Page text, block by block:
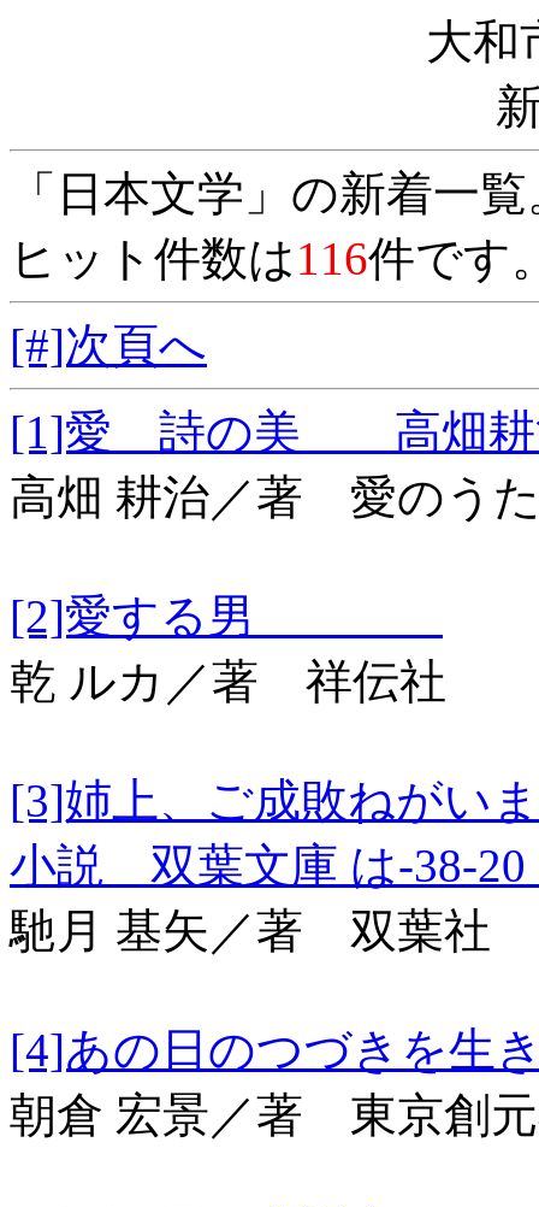
大和
「日本文学」の新着一
ヒット件数は116件です
[#]次頁へ
[1]愛 詩の美 高畑
高畑 耕治／著 愛のう
[2]愛する男
乾 ルカ／著 祥伝社
[3]姉上、ご成敗ねが
小説 双葉文庫 は-38-
馳月 基矢／著 双葉社
[4]あの日のつづき
朝倉 宏景／著 東京創